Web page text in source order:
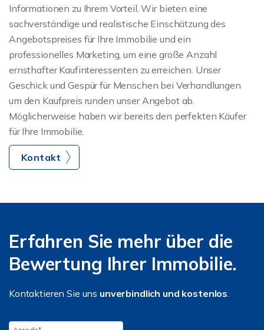
Informationen zu Ihrem Vorteil. Wir bieten eine
sachverständige und realistische Einschätzung des
Angebotspreises für Ihre Immobilie und ein
professionelles Marketing, um eine große Anzahl
ernsthafter Kaufinteressenten zu erreichen. Unser
Geschick und Gespür für Menschen bei Verhandlungen
um den Kaufpreis runden unser Angebot ab.
Möglicherweise haben wir bereits den perfekten Käufer
für Ihre Immobilie.
Kontakt
Erfahren Sie mehr über die
Bewertung Ihrer Immobilie.
Kontaktieren Sie uns unverbindlich und kostenlos.